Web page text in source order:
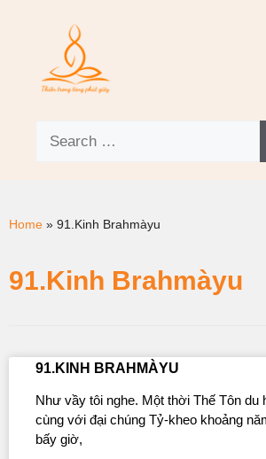
Home » 91.Kinh Brahmàyu
91.Kinh Brahmàyu
91.KINH BRAHMÀYU
Như vầy tôi nghe. Một thời Thế Tôn du
cùng với đại chúng Tỷ-kheo khoảng
bấy giờ,